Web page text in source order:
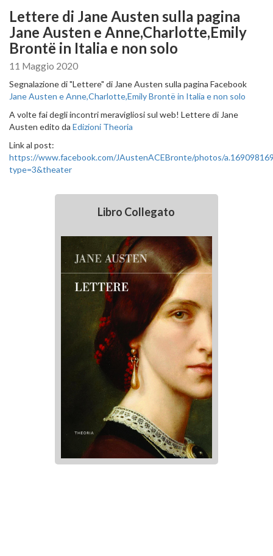
Lettere di Jane Austen sulla pagina
Jane Austen e Anne,Charlotte,Emily
Brontë in Italia e non solo
11 Maggio 2020
Segnalazione di "Lettere" di Jane Austen sulla pagina Facebook
Jane Austen e Anne,Charlotte,Emily Brontë in Italia e non solo
A volte fai degli incontri meravigliosi sul web! Lettere di Jane
Austen edito da Edizioni Theoria
Link al post:
https://www.facebook.com/JAustenACEBronte/photos/
type=3&theater
Libro Collegato